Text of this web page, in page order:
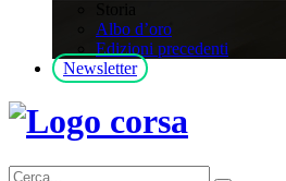
Albo d’oro
Edizioni precedenti
Newsletter